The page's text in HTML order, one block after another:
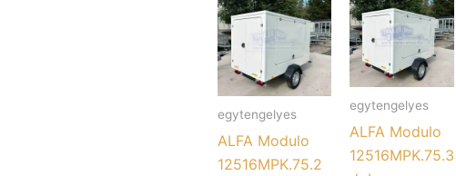
egytengelyes
ALFA Modulo
12516MPK.75.2
egytengelyes
ALFA Modulo
12516MPK.75.3